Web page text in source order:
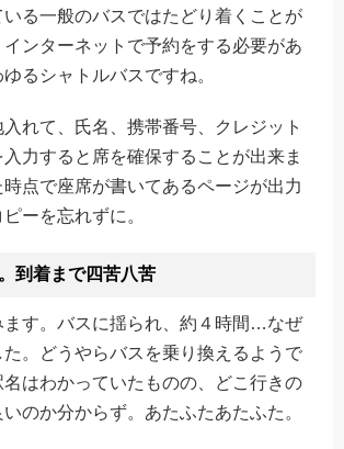
いる一般のバスではたどり着くことが
ンターネットで予約をする必要があ
るシャトルバスですね。
れて、氏名、携帯番号、クレジット
力すると席を確保することが出来ま
時点で座席が書いてあるページが出力
ーを忘れずに。
到着まで四苦八苦
ます。バスに揺られ、約４時間…なぜ
。どうやらバスを乗り換えるようで
はわかっていたものの、どこ行きの
のか分からず。あたふたあたふた。